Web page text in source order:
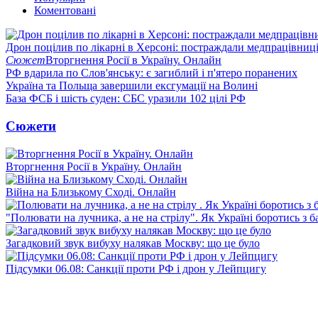
Коментовані
Дрон поцілив по лікарні в Херсоні: постраждали медпрацівниці
СюжетВторгнення Росії в Україну. Онлайн
РФ вдарила по Слов'янську: є загиблий і п'ятеро поранених
Україна та Польща завершили ексгумації на Волині
База ФСБ і шість суден: СБС уразили 102 цілі РФ
Сюжети
Вторгнення Росії в Україну. Онлайн
Війна на Близькому Сході. Онлайн
"Полювати на лучника, а не на стрілу". Як Україні боротись з
Загадковий звук вибуху налякав Москву: що це було
Підсумки 06.08: Санкції проти РФ і дрон у Лейпцигу